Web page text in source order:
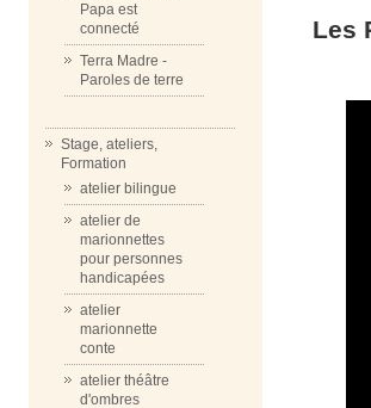
Papa est
connecté
Terra Madre -
Paroles de terre
Stage, ateliers,
Formation
atelier bilingue
atelier de
marionnettes
pour personnes
handicapées
atelier
marionnette
conte
atelier théâtre
d'ombres
Les